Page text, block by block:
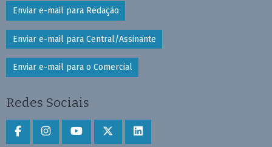
Enviar e-mail para Redação
Enviar e-mail para Central/Assinante
Enviar e-mail para o Comercial
Redes Sociais